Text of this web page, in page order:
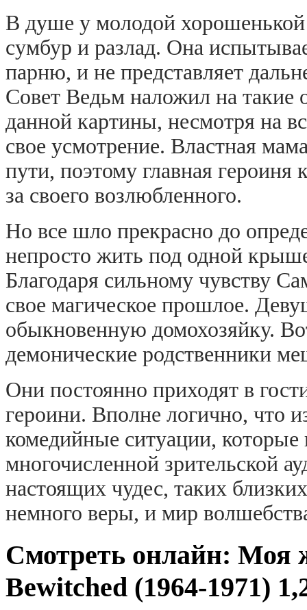
В душе у молодой
сумбур и разлад. Она
парню, и не представляет
Совет Ведьм наложил на такие
данной картины, несмотря на
свое усмотрение. Властная
пути, поэтому главная
за своего возлюбленного.
Но все шло прекрасно до
непросто жить под одной
Благодаря сильному чувству
свое магическое прошлое.
обыкновенную домохозяйку.
демонические родственники
Они постоянно приходят в
героини. Вполне логично, что
комедийные ситуации,
многочисленной зрительской
настоящих чудес, таких
немного веры, и мир
Смотреть онлайн:
Bewitched (1964-1971)